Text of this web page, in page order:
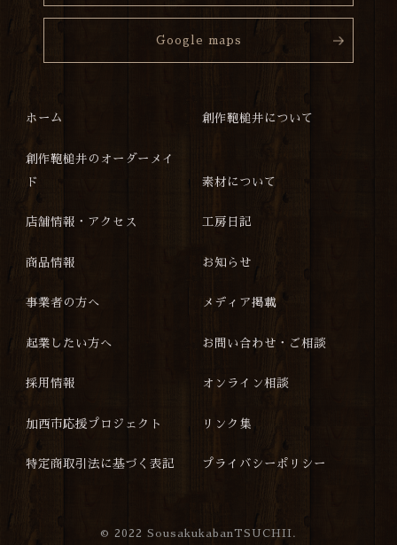
Google maps
ホーム 創作鞄槌井について
創作鞄槌井のオーダーメイ
ド
素材について
店舗情報・アクセス 工房日記
商品情報 お知らせ
事業者の方へ メディア掲載
起業したい方へ お問い合わせ・ご相談
採用情報 オンライン相談
加西市応援プロジェクト リンク集
特定商取引法に基づく表記 プライバシーポリシー
© 2022 SousakukabanTSUCHII.